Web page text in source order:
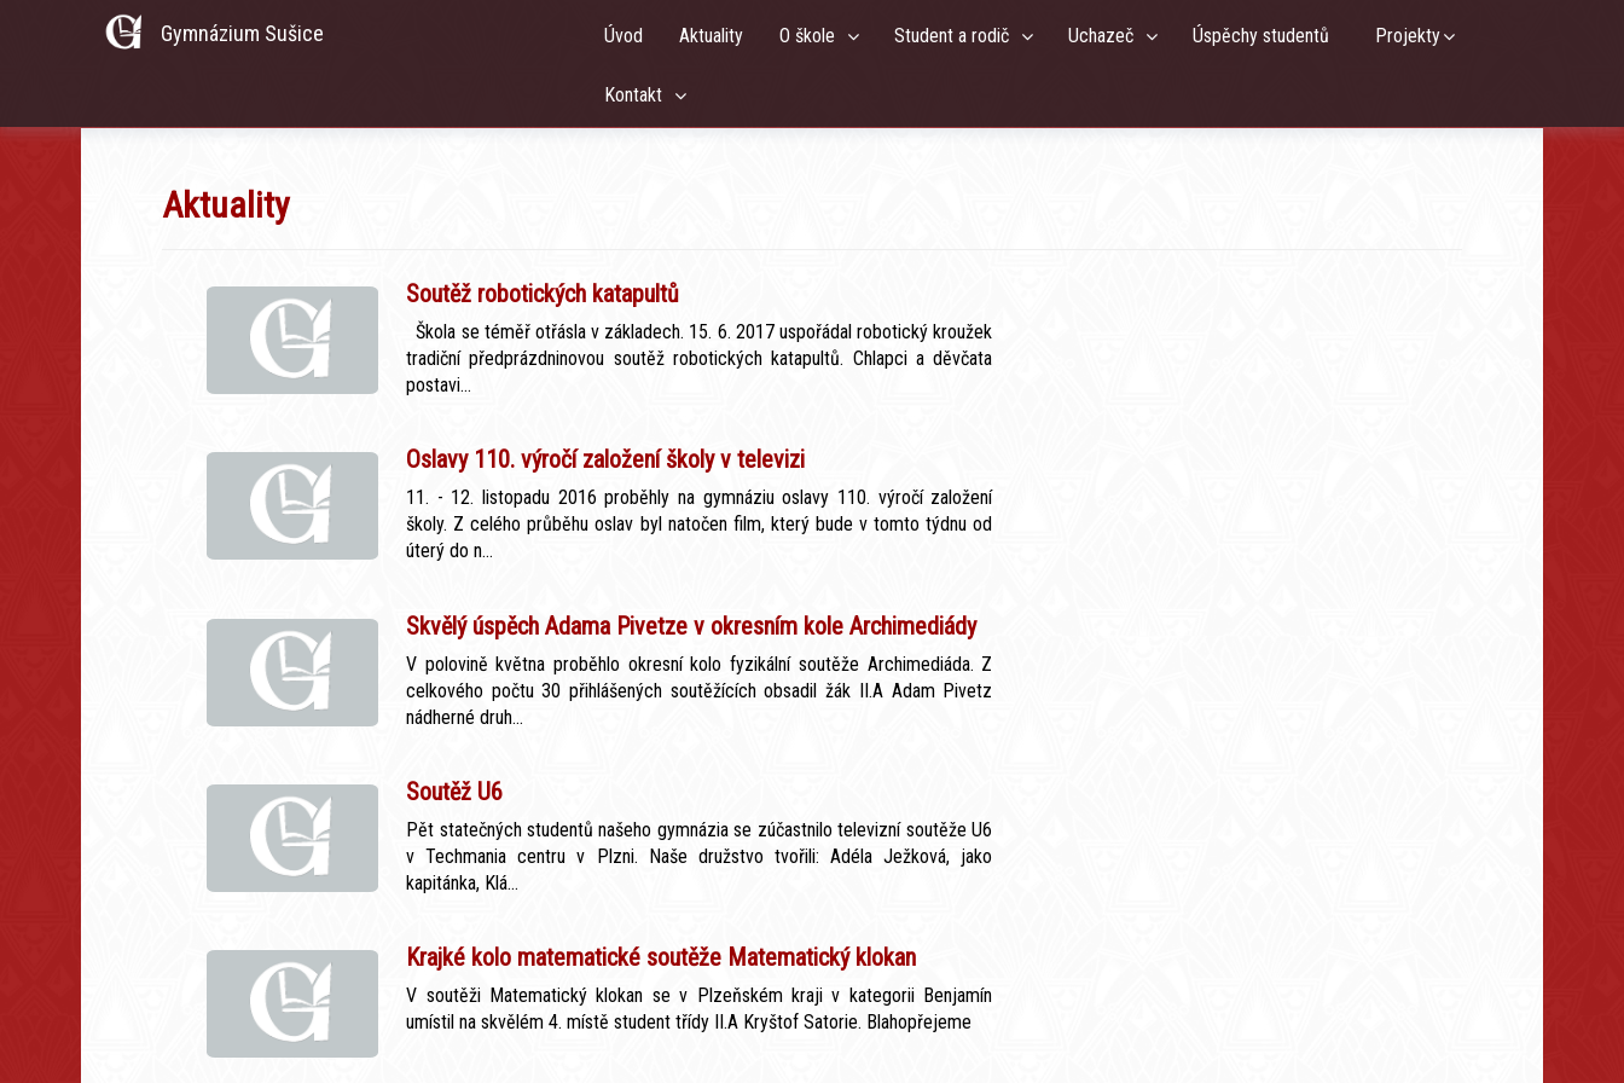
Gymnázium Sušice Úvod Aktuality O škole Student a rodič Uchazeč Úspěchy studentů Projekty
Kontakt
Aktuality
Soutěž robotických katapultů
Škola se téměř otřásla v základech. 15. 6. 2017 uspořádal robotický kroužek
tradiční předprázdninovou soutěž robotických katapultů. Chlapci a děvčata
postavi...
Oslavy 110. výročí založení školy v televizi
11. - 12. listopadu 2016 proběhly na gymnáziu oslavy 110. výročí založení
školy. Z celého průběhu oslav byl natočen film, který bude v tomto týdnu od
úterý do n...
Skvělý úspěch Adama Pivetze v okresním kole Archimediády
V polovině května proběhlo okresní kolo fyzikální soutěže Archimediáda. Z
celkového počtu 30 přihlášených soutěžících obsadil žák II.A Adam Pivetz
nádherné druh...
Soutěž U6
Pět statečných studentů našeho gymnázia se zúčastnilo televizní soutěže U6
v Techmania centru v Plzni. Naše družstvo tvořili: Adéla Ježková, jako
kapitánka, Klá...
Krajké kolo matematické soutěže Matematický klokan
V soutěži Matematický klokan se v Plzeňském kraji v kategorii Benjamín
umístil na skvělém 4. místě student třídy II.A Kryštof Satorie. Blahopřejeme